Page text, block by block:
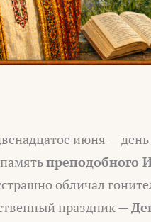
июня —
преподобного
обличал
праздник —